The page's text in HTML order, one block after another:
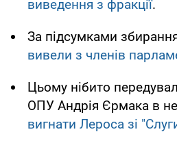
виведення з фракції.
За підсумками
вивели з членів
Цьому нібито
ОПУ Андрія Єрмака в
вигнати Лероса зі